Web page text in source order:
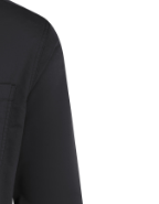
byla:
745 Kč.